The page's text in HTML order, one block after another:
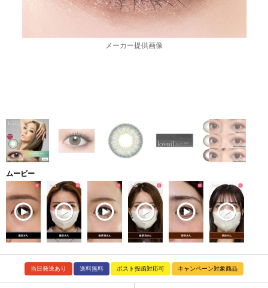
ムービー
当日発送あり 送料無料 ポスト投函対応可 キャンペーン対象商品